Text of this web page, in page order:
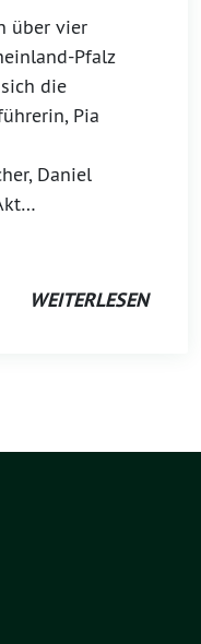
über vier
Pfalz
die
Pia
Daniel
WEITERLESEN